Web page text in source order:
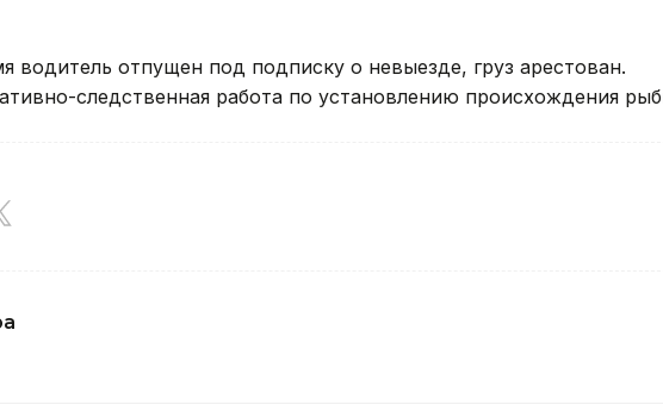
водитель отпущен под подписку о невыезде, груз арестован.
следственная работа по установлению происхождения